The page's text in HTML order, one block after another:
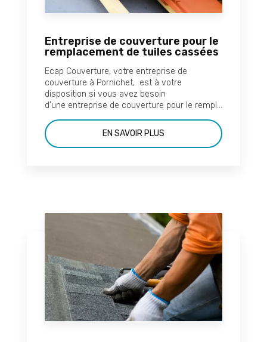
Entreprise de couverture pour le
remplacement de tuiles cassées
Ecap Couverture, votre entreprise de
couverture à Pornichet, est à votre
disposition si vous avez besoin
d’une entreprise de couverture pour le rempl...
EN SAVOIR PLUS